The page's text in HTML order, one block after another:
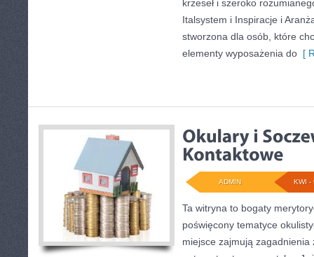
krzeseł i szeroko
Italsystem i Inspiracje i
stworzona dla osób, które
elementy wyposażenia do [
KWI -
ADMIN
Ta witryna to bogaty
poświęcony tematyce
miejsce zajmują